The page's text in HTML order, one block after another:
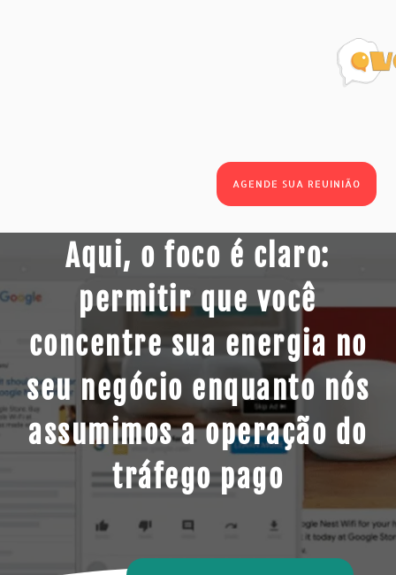
AGENDE SUA REUINIÃO
Aqui, o foco é claro:
permitir que você
concentre sua energia no
seu negócio enquanto nós
assumimos a operação do
tráfego pago